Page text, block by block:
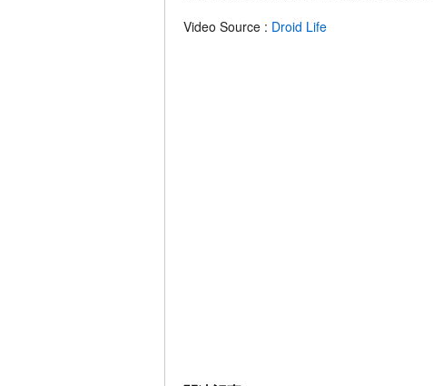
Video Source : Droid Life